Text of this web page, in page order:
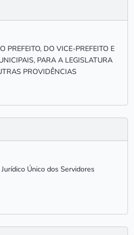
PREFEITO, DO VICE-PREFEITO E
PARA A LEGISLATURA
PROVIDÊNCIAS
Único dos Servidores